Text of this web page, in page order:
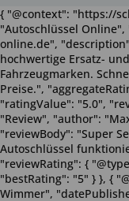
{ "@context": "https://
"Autoschlüssel
online.de",
hochwertige Ersatz-
Fahrzeugmarken.
Preise.",
"ratingValue": "5.0",
"Review", "author":
"reviewBody": "Super
Autoschlüssel
"reviewRating": {
"bestRating": "5" } }, {
Wimmer",